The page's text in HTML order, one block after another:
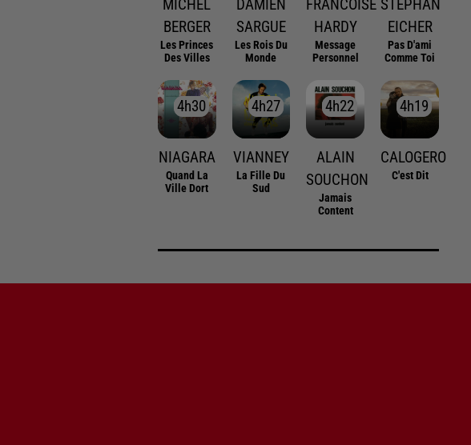
MICHEL
BERGER
Les Princes
Des Villes
DAMIEN
SARGUE
Les Rois Du
Monde
FRANCOISE
HARDY
Message
Personnel
STEPHAN
EICHER
Pas D'ami
Comme Toi
4h30
4h30
NIAGARA
Quand La
Ville Dort
4h27
4h27
VIANNEY
La Fille Du
Sud
4h22
4h22
ALAIN
SOUCHON
Jamais
Content
4h19
4h19
CALOGERO
C'est Dit